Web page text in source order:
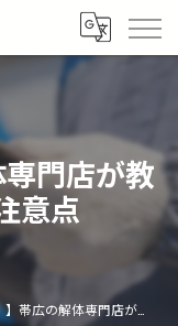
専門店が教
意点
の解体専門店が教える解体工事の注意点